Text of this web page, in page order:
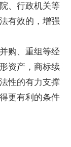
、行政机关等
有效的，增强
购、重组等经
资产，商标续
性的有力支撑
更有利的条件